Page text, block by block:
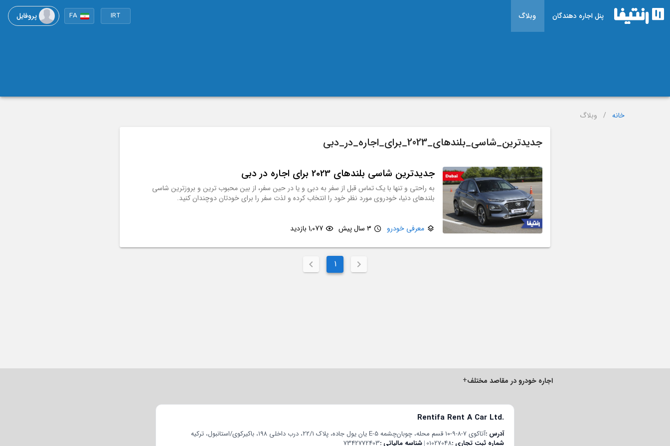
پنل اجاره دهندگان وبلاگ IRT
FA پروفایل
خانه / وبلاگ
جدیدترین_شاسی_بلندهای_2023_برای_اجاره_در_دبی
جدیدترین شاسی بلندهای 2023 برای اجاره در دبی
به راحتی و تنها با یک تماس قبل از سفر به دبی و یا در حین سفر، از بین محبوب ترین و بروزترین شاسی
بلندهای دنیا، خودروی مورد نظر خود را انتخاب کرده و لذت سفر را برای خودتان دوچندان کنید.
معرفی خودرو 3 سال پیش 1,077 بازدید
1
اجاره خودرو در مقاصد مختلف+
Rentifa Rent A Car Ltd.
آدرس آتاکوی ۷-۸-۹-۱۰ قسم محله، چوبان‌چشمه E-5 یان یول جاده، پلاک ۲۲/۱، درب داخلی ۱۹۸، باکیرکوی/استانبول، ترکیه
شماره ثبت تجاری 01027048
|شناسه مالیاتی 7342772403